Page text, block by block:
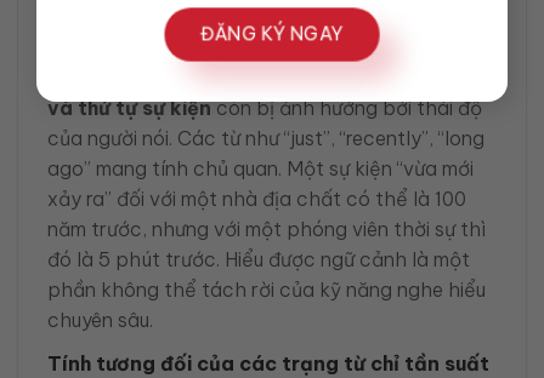
ĐĂNG KÝ NGAY
Sự khác biệt giữa thời gian vật lý và
thời gian tâm lý trong ngôn ngữ
và thứ tự sự kiệncòn bị ảnh hưởng bởi thái độ
của người nói. Các từ như “just”, “recently”, “long
ago” mang tính chủ quan. Một sự kiện “vừa mới
xảy ra” đối với một nhà địa chất có thể là 100
năm trước, nhưng với một phóng viên thời sự thì
đó là 5 phút trước. Hiểu được ngữ cảnh là một
phần không thể tách rời của kỹ năng nghe hiểu
chuyên sâu.
Tính tương đối của các trạng từ chỉ tần suất